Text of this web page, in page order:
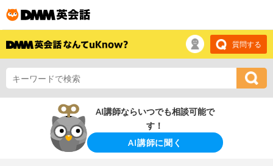
質問する
AI講師ならいつでも相談可能で
す！
AI講師に聞く